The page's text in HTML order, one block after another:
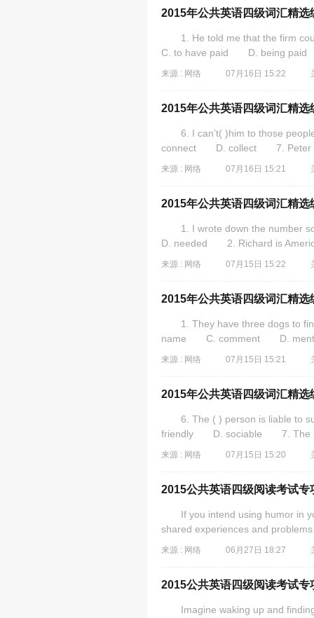
2015年公共英语四级词汇精选
1. He told me that the firm
C. to have paid D. being
来源 : 网络 07月16日 15:22
2015年公共英语四级词汇精选
6. I can’t( )him to those
connect D. collect 7. Peter is
来源 : 网络 07月16日 15:21
2015年公共英语四级词汇精选
1. I wrote down the
D. needed 2. Richard is
来源 : 网络 07月15日 15:22
2015年公共英语四级词汇精选
1. They have three dogs to
name C. comment D.
来源 : 网络 07月15日 15:21
2015年公共英语四级词汇精选
6. The ( ) person is liable
friendly D. sociable 7. The
来源 : 网络 07月15日 15:20
2015公共英语四级阅读考试专
If you intend using humor in
shared experiences and
来源 : 网络 06月27日 18:27
2015公共英语四级阅读考试专
Imagine waking up and finding